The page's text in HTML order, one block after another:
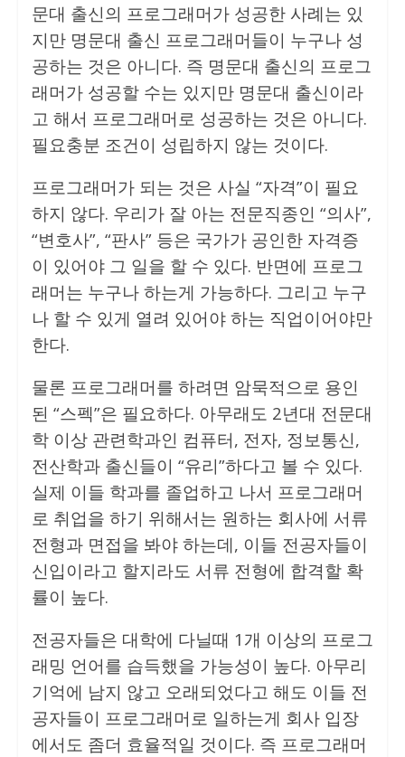
문대 출신의 프로그래머가 성공한 사례는 있
지만 명문대 출신 프로그래머들이 누구나 성
공하는 것은 아니다. 즉 명문대 출신의 프로그
래머가 성공할 수는 있지만 명문대 출신이라
고 해서 프로그래머로 성공하는 것은 아니다.
필요충분 조건이 성립하지 않는 것이다.
프로그래머가 되는 것은 사실 “자격”이 필요
하지 않다. 우리가 잘 아는 전문직종인 “의사”,
“변호사”, “판사” 등은 국가가 공인한 자격증
이 있어야 그 일을 할 수 있다. 반면에 프로그
래머는 누구나 하는게 가능하다. 그리고 누구
나 할 수 있게 열려 있어야 하는 직업이어야만
한다.
물론 프로그래머를 하려면 암묵적으로 용인
된 “스펙”은 필요하다. 아무래도 2년대 전문대
학 이상 관련학과인 컴퓨터, 전자, 정보통신,
전산학과 출신들이 “유리”하다고 볼 수 있다.
실제 이들 학과를 졸업하고 나서 프로그래머
로 취업을 하기 위해서는 원하는 회사에 서류
전형과 면접을 봐야 하는데, 이들 전공자들이
신입이라고 할지라도 서류 전형에 합격할 확
률이 높다.
전공자들은 대학에 다닐때 1개 이상의 프로그
래밍 언어를 습득했을 가능성이 높다. 아무리
기억에 남지 않고 오래되었다고 해도 이들 전
공자들이 프로그래머로 일하는게 회사 입장
에서도 좀더 효율적일 것이다. 즉 프로그래머